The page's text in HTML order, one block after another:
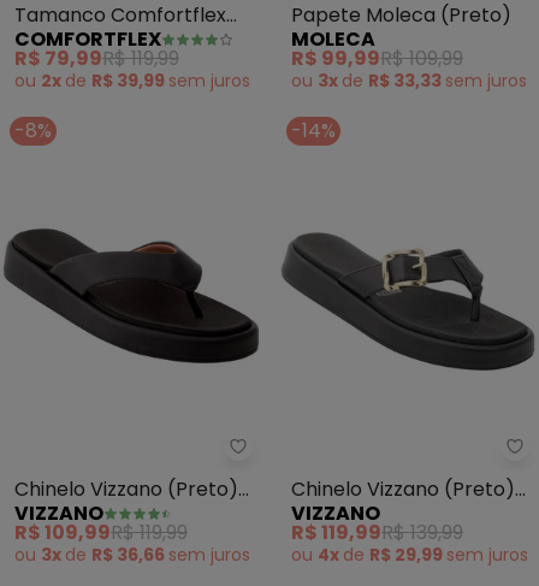
Tamanco Comfortflex
(Preto)
COMFORTFLEX
R$ 79,99R$ 119,99
ou 2x de R$ 39,99 sem juros
Papete Moleca (Preto)
MOLECA
R$ 99,99R$ 109,99
ou 3x de R$ 33,33 sem juros
-8%
Vizzano - Chinelo Vizzano
Chinelo Vizzano (Preto)
em Sintético
VIZZANO
R$ 109,99R$ 119,99
ou 3x de R$ 36,66 sem juros
-14%
Chinelo Vizzano (Preto)
com Detalhe de Fivela
VIZZANO
R$ 119,99R$ 139,99
ou 4x de R$ 29,99 sem juros